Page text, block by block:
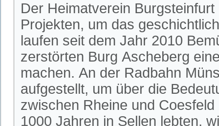
Der Heimatverein
Projekten, um das
laufen seit dem Jahr 2010
zerstörten Burg Ascheberg
machen. An der Radbahn
aufgestellt, um über die
zwischen Rheine und
1000 Jahren in Sellen lebten,